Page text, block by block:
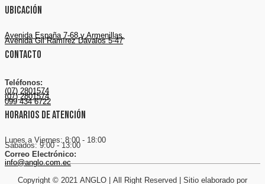
Ubicación
Avenida España 7-68 y Armenillas.
Avenida Gil Ramírez Dávalos 5-47
Contacto
Teléfonos:
(07) 2801574
(07) 2801574
099 434 6722
Horarios de atención
Lunes a Viernes: 8:00 - 18:00
Sábados: 9:00 - 13:00
Correo Electrónico:
info@anglo.com.ec
Copyright © 2021 ANGLO | All Right Reserved | Sitio elaborado por